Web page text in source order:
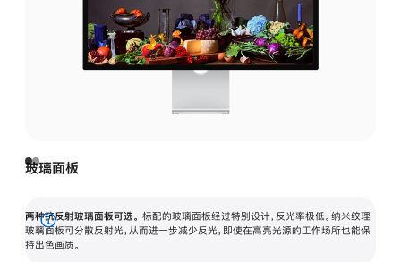
玻璃面板
两种抗反射玻璃面板可选。 标配的玻璃面板经过特别设计，反光率极低。纳米纹理
玻璃面板可分散反射光，从而进一步减少反光，即使在高亮光源的工作场所也能保
持出色画质。
展
开